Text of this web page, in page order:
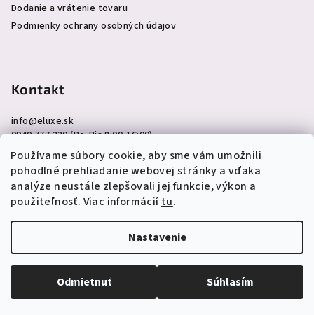
Používame súbory cookie, aby sme vám umožnili
pohodlné prehliadanie webovej stránky a vďaka
analýze neustále zlepšovali jej funkcie, výkon a
použiteľnosť. Viac informáciítu.
Nastavenie
Odmietnuť Súhlasím
Dodanie a vrátenie tovaru
Podmienky ochrany osobných údajov
Kontakt
info@eluxe.sk
0940 777 230 (Po-Pia 8:00-16:00)
Copyright 2026eLuxe.sk. Všetky práva vyhradené.Upraviť
nastavenie cookies
Vytvoril Shoptet